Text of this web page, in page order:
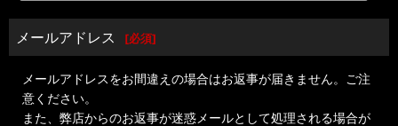
メールアドレス [必須]
メールアドレスをお間違えの場合はお返事が届きません。ご注
意ください。
また、弊店からのお返事が迷惑メールとして処理される場合が